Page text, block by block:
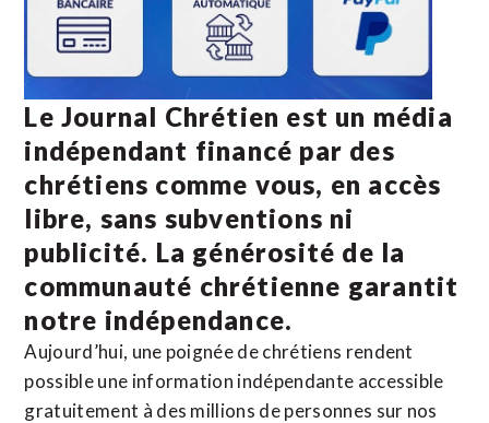
Le Journal Chrétien est un média
indépendant financé par des
chrétiens comme vous, en accès
libre, sans subventions ni
publicité. La générosité de la
communauté chrétienne garantit
notre indépendance.
Aujourd’hui, une poignée de chrétiens rendent
possible une information indépendante accessible
gratuitement à des millions de personnes sur nos